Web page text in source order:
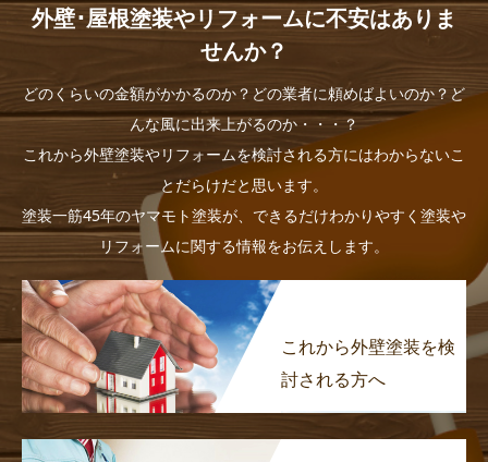
外壁･屋根塗装やリフォームに不安はありま
せんか？
どのくらいの金額がかかるのか？どの業者に頼めばよいのか？ど
んな風に出来上がるのか・・・？
これから外壁塗装やリフォームを検討される方にはわからないこ
とだらけだと思います。
塗装一筋45年のヤマモト塗装が、できるだけわかりやすく塗装や
リフォームに関する情報をお伝えします。
これから外壁塗装を検
討される方へ